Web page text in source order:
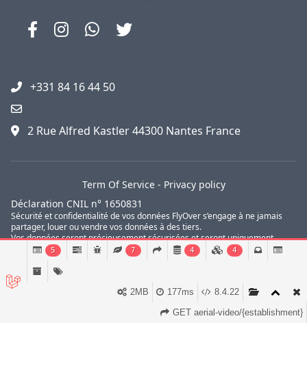
+331 84 16 44 50
2 Rue Alfred Kastler 44300 Nantes France
Term Of Service- Privacy policy
Déclaration CNIL n° 1650831
Sécurité et confidentialité de vos données FlyOver s’engage à ne jamais
partager, louer ou vendre vos données à des tiers.
Vos données seront précieusement sécurisées et seront uniquement
utilisées dans le but de vous transmettre des informations concernant nos
ventes privées, vos réservations de voyages golf et votre avis sur nos
services.
5 7 4 4
8.4.22
177ms
2MB
GET aerial-video/{establishment}